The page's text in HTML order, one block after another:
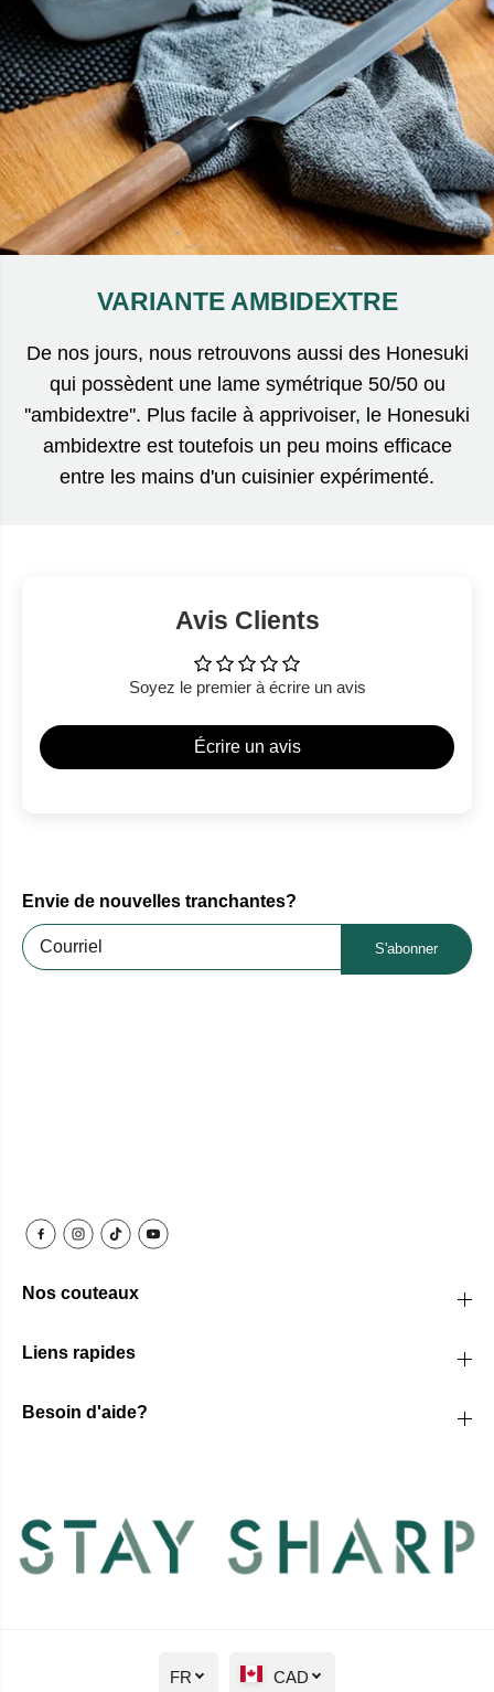
VARIANTE AMBIDEXTRE
De nos jours, nous retrouvons aussi des Honesuki
qui possèdent une lame symétrique 50/50 ou
''ambidextre''. Plus facile à apprivoiser, le Honesuki
ambidextre est toutefois un peu moins efficace
entre les mains d'un cuisinier expérimenté.
Avis Clients
Soyez le premier à écrire un avis
Écrire un avis
Envie de nouvelles tranchantes?
S'abonner
Nos couteaux
Liens rapides
Besoin d'aide?
FR CAD